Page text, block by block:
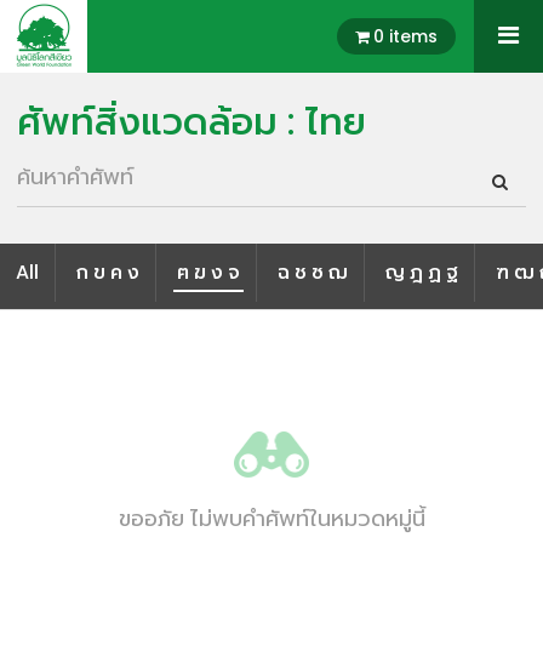
0 items
ศัพท์สิ่งแวดล้อม : ไทย
All ก ข ค ง ฅ ฆ ง จ ฉ ช ซ ฌ ญ ฎ ฏ ฐ ฑ ฒ
ขออภัย ไม่พบคำศัพท์ในหมวดหมู่นี้